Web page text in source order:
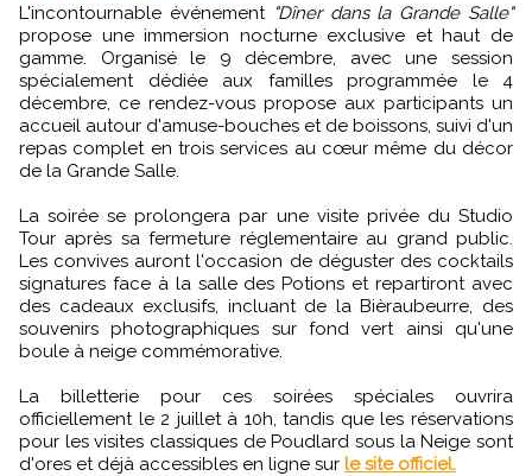
L'incontournable événement "Dîner dans la Grande Salle"
propose une immersion nocturne exclusive et haut de
gamme. Organisé le 9 décembre, avec une session
spécialement dédiée aux familles programmée le 4
décembre, ce rendez-vous propose aux participants un
accueil autour d'amuse-bouches et de boissons, suivi d'un
repas complet en trois services au cœur même du décor
de la Grande Salle.
La soirée se prolongera par une visite privée du Studio
Tour après sa fermeture réglementaire au grand public.
Les convives auront l'occasion de déguster des cocktails
signatures face à la salle des Potions et repartiront avec
des cadeaux exclusifs, incluant de la Bièraubeurre, des
souvenirs photographiques sur fond vert ainsi qu'une
boule à neige commémorative.
La billetterie pour ces soirées spéciales ouvrira
officiellement le 2 juillet à 10h, tandis que les réservations
pour les visites classiques de Poudlard sous la Neige sont
d'ores et déjà accessibles en ligne sur le site officiel.